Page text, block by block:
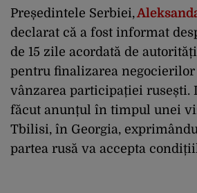
Președintele Serbiei,
declarat că a fost informat
de 15 zile acordată de
pentru finalizarea
vânzarea participației rusești.
făcut anunțul în timpul unei
Tbilisi, în Georgia,
partea rusă va accepta